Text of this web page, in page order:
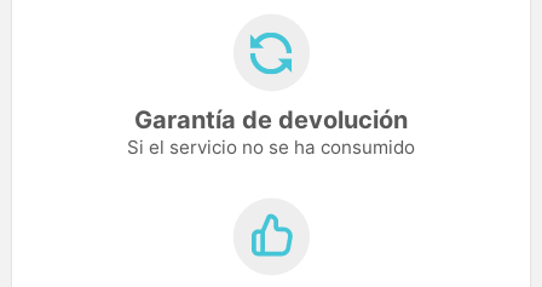
Garantía de devolución
Si el servicio no se ha consumido